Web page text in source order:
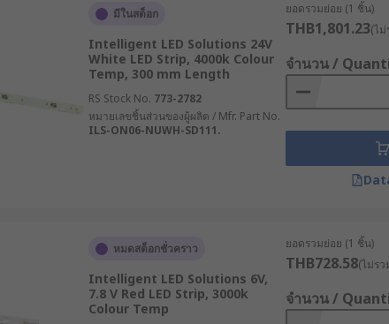
applications. Easy to use connectors are available to
where instructed and can be customised to any
often come with a self-adhesive backing for easy
different IP Ratings. This demonstrates how
มีในสต็อก
Intelligent LED Solutions 24V
White LED Strip, 4000k Colour
Temp, 300 mm Length
RS Stock No. 773-2782
หมายเลขชิ้นส่วนของผู้ผลิต / Mfr. Part No.
ILS-ON06-NUWH-SD111.
ยอดรวมย่อย (1 ชิ้น)
THB1,801.23(ไ
จำนวน /
หมดสต็อกชั่วคราว
Intelligent LED Solutions 6V,
7.8 V Red LED Strip, 3000k
Colour Temp
ยอดรวมย่อย (1 ชิ้น)
THB728.58(ไม่ร
จำนวน /